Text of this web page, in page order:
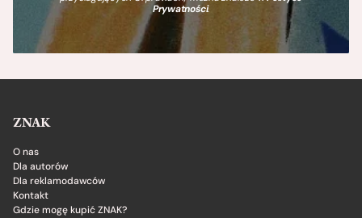
Prywatności.
ZNAK
O nas
Dla autorów
Dla reklamodawców
Kontakt
Gdzie mogę kupić ZNAK?